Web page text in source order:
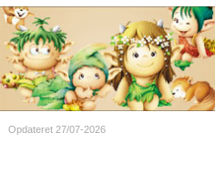
Opdateret 27/07-2026